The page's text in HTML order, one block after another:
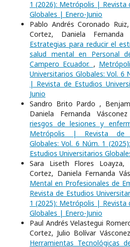
1 (2026): Metrópolis | Revista
Globales | Enero-Junio
Pablo Andrés Coronado
Cortez, Daniela
Estrategias para reducir el
salud mental en Personal
Campero Ecuador. ,
Universitarios Globales: Vol. 6
| Revista de Estudios
Junio
Sandro Brito Pardo ,
Daniela Fernanda
riesgos de lesiones y
Metrópolis | Revista de
Globales: Vol. 6 Núm. 1
Estudios Universitarios
Sara Liseth Flores Loayza,
Cortez, Daniela Fernanda
Mental en Profesionales de
Revista de Estudios
1 (2025): Metrópolis | Revista
Globales | Enero-Junio
Paul Andrés Velastegui
Cortez, Julio Bolívar
Herramientas Tecnológicas